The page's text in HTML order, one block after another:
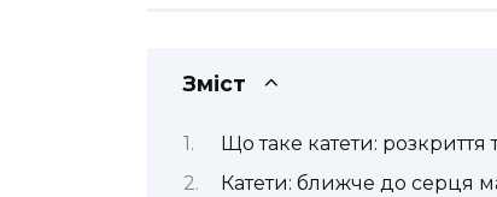
Зміст
Що таке катети: розкриття
Катети: ближче до серця